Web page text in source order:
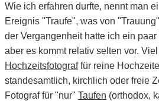
Wie ich erfahren durfte, nennt man
Ereignis "Traufe", was von
der Vergangenheit hatte ich ein
aber es kommt relativ selten vor.
Hochzeitsfotograffür reine
standesamtlich, kirchlich oder freie
Fotograf für "nur" Taufen (orthodox,